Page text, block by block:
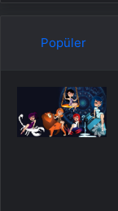
Popüler